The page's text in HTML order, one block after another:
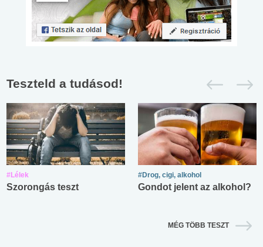
Teszteld a tudásod!
#Lélek
Szorongás teszt
#Drog, cigi, alkohol
Gondot jelent az alkohol?
MÉG TÖBB TESZT